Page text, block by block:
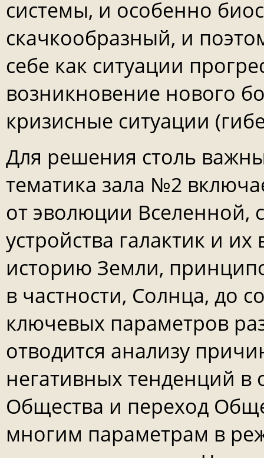
системы, и особенно
скачкообразный, и
себе как ситуации
возникновение нового
кризисные ситуации
Для решения столь
тематика зала №2
от эволюции Вселенной,
устройства галактик и
историю Земли,
в частности, Солнца, до
ключевых параметров
отводится анализу
негативных тенденций
Общества и переход
многим параметрам в